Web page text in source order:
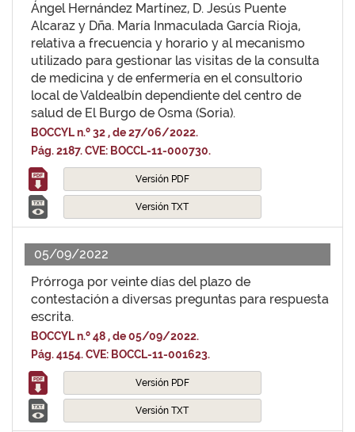
Ángel Hernández Martínez, D. Jesús Puente
Alcaraz y Dña. María Inmaculada García Rioja,
relativa a frecuencia y horario y al mecanismo
utilizado para gestionar las visitas de la consulta
de medicina y de enfermería en el consultorio
local de Valdealbín dependiente del centro de
salud de El Burgo de Osma (Soria).
BOCCYL n.º 32 , de 27/06/2022.
Pág. 2187. CVE: BOCCL-11-000730.
Versión PDF
Versión TXT
05/09/2022
Prórroga por veinte días del plazo de
contestación a diversas preguntas para respuesta
escrita.
BOCCYL n.º 48 , de 05/09/2022.
Pág. 4154. CVE: BOCCL-11-001623.
Versión PDF
Versión TXT